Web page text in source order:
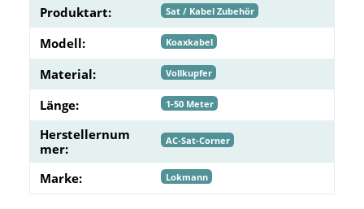
Produktart: Sat / Kabel Zubehör
Modell: Koaxkabel
Material: Vollkupfer
Länge: 1-50 Meter
Herstellernum
mer:
AC-Sat-Corner
Marke: Lokmann